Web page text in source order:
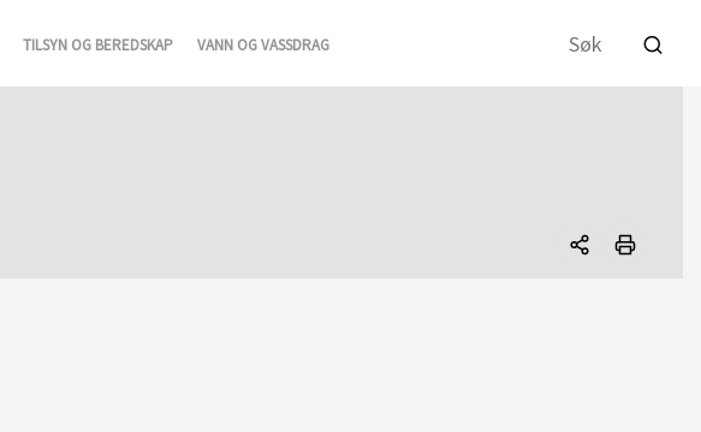
TILSYN OG BEREDSKAP VANN OG VASSDRAG
Del